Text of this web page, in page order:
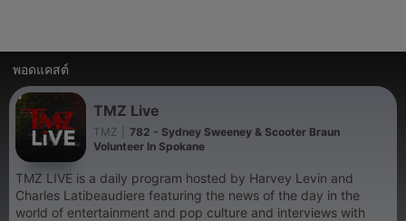
พอดแคสต์
TMZ Live
TMZ
782 - Sydney Sweeney & Scooter Braun
Volunteer In Spokane
TMZ LIVE is a daily program hosted by Harvey Levin and
Charles Latibeaudiere featuring the news of the day in the
world of entertainment and pop culture and interviews with